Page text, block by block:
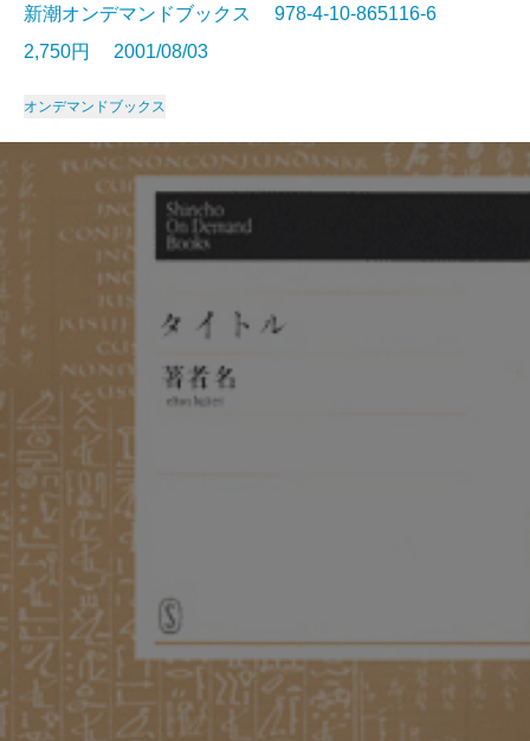
新潮オンデマンドブックス 978-4-10-865116-6
2,750円 2001/08/03
オンデマンドブックス